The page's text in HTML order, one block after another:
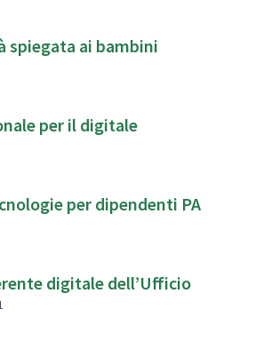
spiegata ai bambini
per il digitale
per dipendenti PA
digitale dell’Ufficio